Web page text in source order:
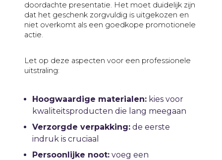
doordachte presentatie. Het moet duidelijk zijn
dat het geschenk zorgvuldig is uitgekozen en
niet overkomt als een goedkope promotionele
actie.
Let op deze aspecten voor een professionele
uitstraling:
Hoogwaardige materialen: kies voor
kwaliteitsproducten die lang meegaan
Verzorgde verpakking: de eerste
indruk is cruciaal
Persoonlijke noot: voeg een